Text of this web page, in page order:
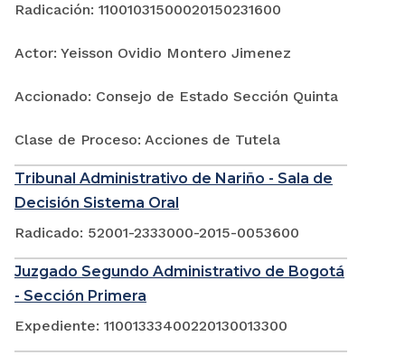
Radicación: 11001031500020150231600
Actor: Yeisson Ovidio Montero Jimenez
Accionado: Consejo de Estado Sección Quinta
Clase de Proceso: Acciones de Tutela
Tribunal Administrativo de Nariño - Sala de
Decisión Sistema Oral
Radicado: 52001-2333000-2015-0053600
Juzgado Segundo Administrativo de Bogotá
- Sección Primera
Expediente: 11001333400220130013300